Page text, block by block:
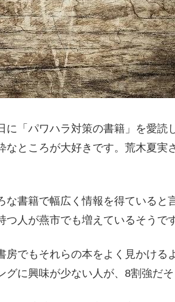
に「パワハラ対策の書籍」を愛読
なところが大好きです。荒木夏実
な書籍で幅広く情報を得ていると
つ人が燕市でも増えているそうです
房でもそれらの本をよく見かける
グに興味が少ない人が、8割強だそ